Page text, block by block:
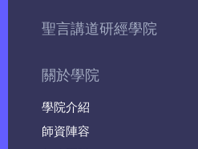
聖言講道研經學院
關於學院
學院介紹
師資陣容